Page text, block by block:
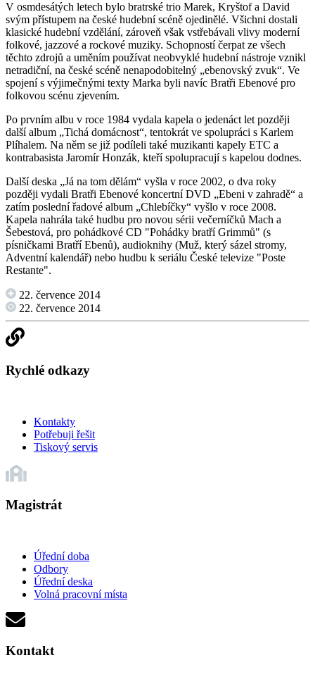
V osmdesátých letech bylo bratrské trio Marek, Kryštof a David
svým přístupem na české hudební scéně ojedinělé. Všichni dostali
klasické hudební vzdělání, zároveň však vstřebávali vlivy moderní
folkové, jazzové a rockové muziky. Schopností čerpat ze všech
těchto zdrojů a uměním používat neobvyklé hudební nástroje vznikl
netradiční, na české scéně nenapodobitelný „ebenovský zvuk“. Ve
spojení s výjimečnými texty Marka byli navíc Bratři Ebenové pro
folkovou scénu zjevením.
Po prvním albu v roce 1984 vydala kapela o jedenáct let později
další album „Tichá domácnost“, tentokrát ve spolupráci s Karlem
Plíhalem. Na něm se již podíleli také muzikanti kapely ETC a
kontrabasista Jaromír Honzák, kteří spolupracují s kapelou dodnes.
Další deska „Já na tom dělám“ vyšla v roce 2002, o dva roky
později vydali Bratři Ebenové koncertní DVD „Ebeni v zahradě“ a
zatím poslední řadové album „Chlebíčky“ vyšlo v roce 2008.
Kapela nahrála také hudbu pro novou sérii večerníčků Mach a
Šebestová, pro pohádkové CD "Pohádky bratří Grimmů" (s
písničkami Bratří Ebenů), audioknihy (Muž, který sázel stromy,
Adventní kalendář) nebo hudbu k seriálu České televize "Poste
Restante".
22. července 2014
22. července 2014
Rychlé odkazy
Kontakty
Potřebuji řešit
Tiskový servis
Magistrát
Úřední doba
Odbory
Úřední deska
Volná pracovní místa
Kontakt